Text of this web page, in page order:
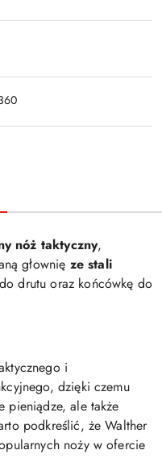
nóż taktyczny,
głownię ze stali
drutu oraz końcówkę do
i
dzięki czemu
pieniądze, ale także
podkreślić, że Walther
noży w ofercie